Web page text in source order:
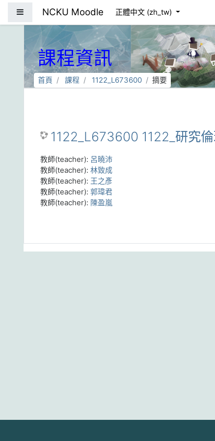
NCKU Moodle 正體中文 ‎(zh_tw)‎
課程資訊
首頁 課程 1122_L673600 摘要
1122_L673600 1122_研究
教師(teacher): 呂曉沛
教師(teacher): 林致成
教師(teacher): 王之彥
教師(teacher): 郭瑋君
教師(teacher): 陳盈嵐